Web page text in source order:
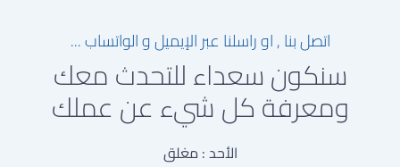
اتصل بنا , او راسلنا عبر الإيميل و الواتساب ...
سنكون سعداء للتحدث معك
ومعرفة كل شيء عن عملك
الأحد : مغلق